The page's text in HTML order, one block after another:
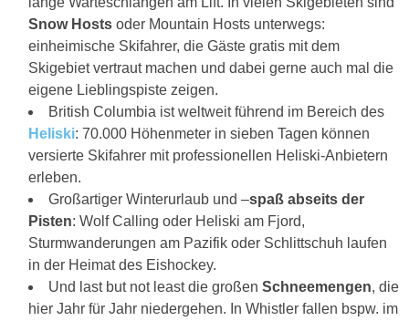
Snow Hosts oder Mountain Hosts unterwegs:
einheimische Skifahrer, die Gäste gratis mit dem
Skigebiet vertraut machen und dabei gerne auch mal die
eigene Lieblingspiste zeigen.
British Columbia ist weltweit führend im Bereich des
Heliski: 70.000 Höhenmeter in sieben Tagen können
versierte Skifahrer mit professionellen Heliski-Anbietern
erleben.
Großartiger Winterurlaub und –spaß abseits der
Pisten: Wolf Calling oder Heliski am Fjord,
Sturmwanderungen am Pazifik oder Schlittschuh laufen
in der Heimat des Eishockey.
Und last but not least die großen Schneemengen, die
hier Jahr für Jahr niedergehen. In Whistler fallen bspw. im